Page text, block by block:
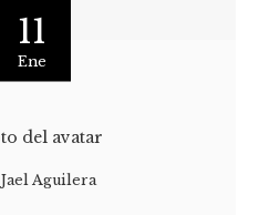
11
Ene
Jael Aguilera